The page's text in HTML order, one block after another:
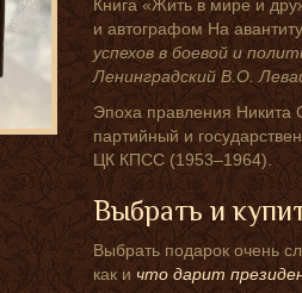
Книга «Жить в мире и
и автографом На
успехов в боевой и
Ленинградский В.О.
Эпоха правления Никита
партийный и
ЦК КПСС (1953–1964).
Выбрать и
Выбрать подарок очень
как и что дарит